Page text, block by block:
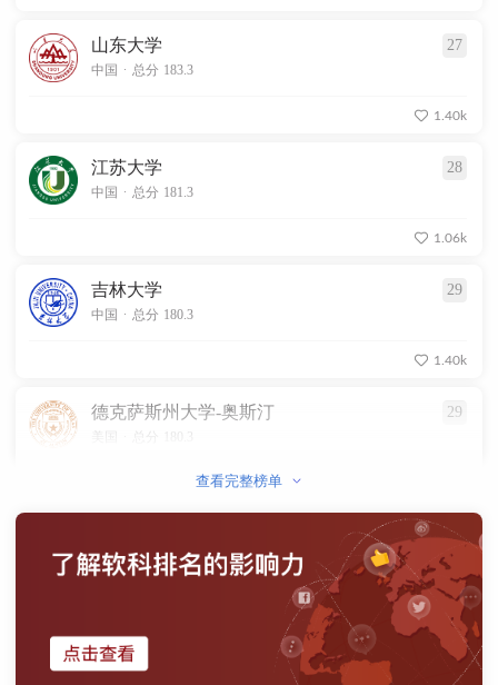
山东大学 27
中国 . 总分 183.3
1.40k
江苏大学 28
中国 . 总分 181.3
1.06k
吉林大学 29
中国 . 总分 180.3
1.40k
德克萨斯州大学-奥斯汀 29
美国
查看完整榜单